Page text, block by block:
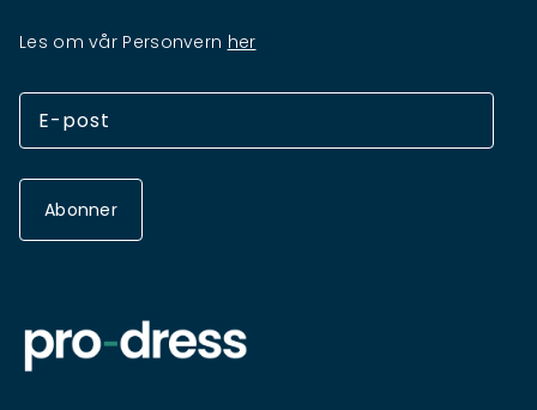
Les om vår Personvern her
Abonner